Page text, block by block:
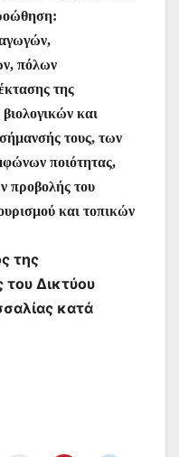
πόλων
της
και
τους, των
ποιότητας,
προβολής του
και τοπικών
της
του Δικτύου
κατά